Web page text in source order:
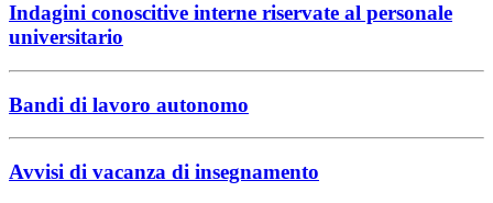
Indagini conoscitive interne riservate al personale
universitario
Bandi di lavoro autonomo
Avvisi di vacanza di insegnamento